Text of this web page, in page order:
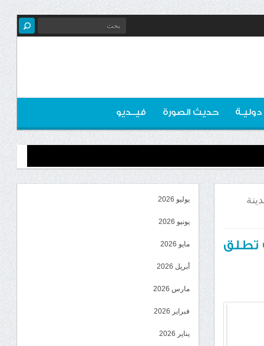
دوليـة حديث الصورة فيــديو
تطلق
يوليو 2026
يونيو 2026
مايو 2026
أبريل 2026
مارس 2026
فبراير 2026
يناير 2026